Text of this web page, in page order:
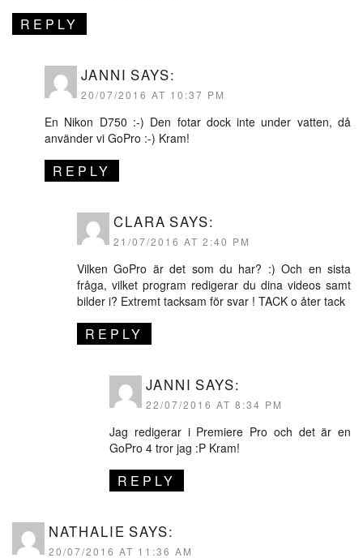
REPLY
JANNI SAYS:
20/07/2016 AT 10:37 PM
En Nikon D750 :-) Den fotar dock inte under vatten, då
använder vi GoPro :-) Kram!
REPLY
CLARA SAYS:
21/07/2016 AT 2:40 PM
Vilken GoPro är det som du har? :) Och en sista
fråga, vilket program redigerar du dina videos samt
bilder i? Extremt tacksam för svar ! TACK o åter tack
REPLY
JANNI SAYS:
22/07/2016 AT 8:34 PM
Jag redigerar i Premiere Pro och det är en
GoPro 4 tror jag :P Kram!
REPLY
NATHALIE SAYS:
20/07/2016 AT 11:36 AM